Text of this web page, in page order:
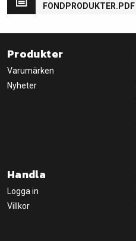
FONDPRODUKTER.PDF
Produkter
Varumärken
Nyheter
Handla
Logga in
Villkor